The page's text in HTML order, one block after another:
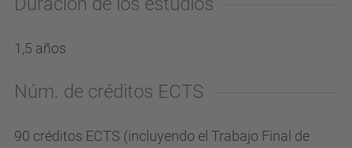
1,5 años
Núm. de créditos ECTS
90 créditos ECTS (incluyendo el Trabajo Final de